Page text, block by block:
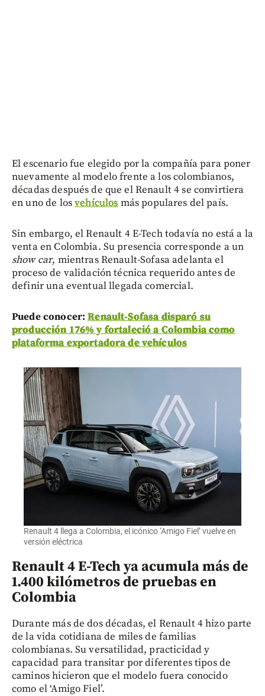
El escenario fue elegido por la compañía para poner
nuevamente al modelo frente a los colombianos,
décadas después de que el Renault 4 se convirtiera
en uno de losvehículos más populares del país.
Sin embargo, el Renault 4 E-Tech todavía no está a la
venta en Colombia. Su presencia corresponde a un
show car, mientras Renault-Sofasa adelanta el
proceso de validación técnica requerido antes de
definir una eventual llegada comercial.
Puede conocer:Renault-Sofasa disparó su
producción 176% y fortaleció a Colombia como
plataforma exportadora de vehículos
Renault 4 llega a Colombia, el icónico ‘Amigo Fiel’ vuelve en
versión eléctrica
Renault 4 E-Tech ya acumula más de
1.400 kilómetros de pruebas en
Colombia
Durante más de dos décadas, el Renault 4 hizo parte
de la vida cotidiana de miles de familias
colombianas. Su versatilidad, practicidad y
capacidad para transitar por diferentes tipos de
caminos hicieron que el modelo fuera conocido
como el ‘Amigo Fiel’.